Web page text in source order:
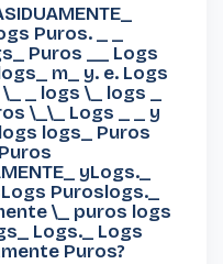
Puros. _ _
Puros __ Logs
m_ y. e. Logs
_ logs \_ logs _
\_\_ Logs _ _ y
logs_ Puros
yLogs._
Puroslogs._
\_ puros logs
Logs._ Logs
Puros?